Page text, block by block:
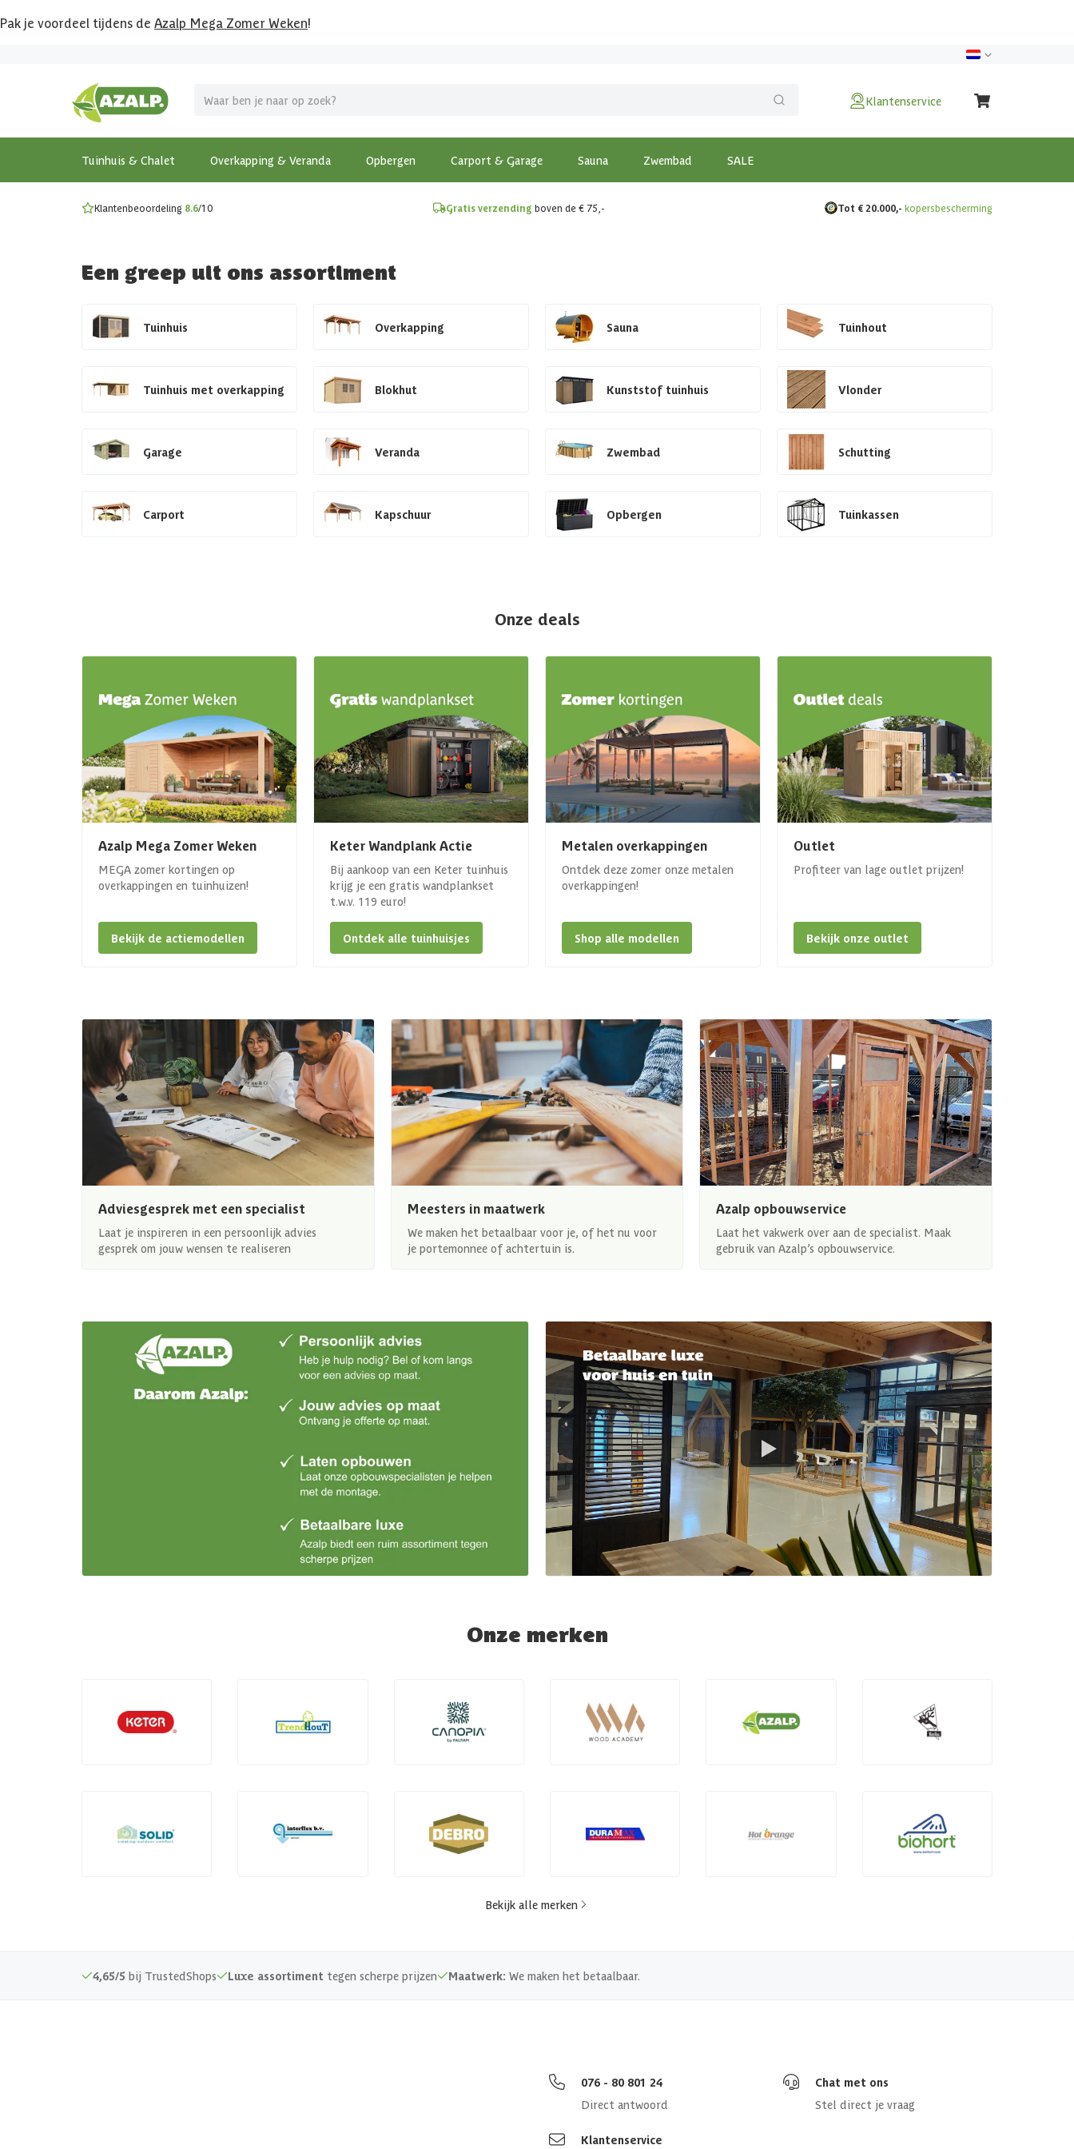
Pak je voordeel tijdens de Azalp Mega Zomer Weken!
Klantenservice
Tuinhuis & Chalet Overkapping & Veranda Opbergen Carport & Garage Sauna Zwembad SALE
MEGA zomer kortingen op overkappingen en tuinhuizen!
Bekijk de actiemodellen
Gratis wandplankset
Ontdek onze metalen overkappingen
Klantenbeoordeling 8.6/10 Gratis verzending boven de € 75,- Tot € 20.000,- kopersbescherming
Een greep uit ons assortiment
Tuinhuis Overkapping Sauna Tuinhout
Tuinhuis met overkapping Blokhut Kunststof tuinhuis Vlonder
Garage Veranda Zwembad Schutting
Carport Kapschuur Opbergen Tuinkassen
Onze deals
Azalp Mega Zomer Weken
MEGA zomer kortingen op
overkappingen en tuinhuizen!
Bekijk de actiemodellen
Keter Wandplank Actie
Bij aankoop van een Keter tuinhuis
krijg je een gratis wandplankset
t.w.v. 119 euro!
Ontdek alle tuinhuisjes
Metalen overkappingen
Ontdek deze zomer onze metalen
overkappingen!
Shop alle modellen
Outlet
Profiteer van lage outlet prijzen!
Bekijk onze outlet
Adviesgesprek met een specialist
Laat je inspireren in een persoonlijk advies
gesprek om jouw wensen te realiseren
Meesters in maatwerk
We maken het betaalbaar voor je, of het nu voor
je portemonnee of achtertuin is.
Azalp opbouwservice
Laat het vakwerk over aan de specialist. Maak
gebruik van Azalp’s opbouwservice.
Onze merken
Bekijk alle merken
4,65/5 bij TrustedShops Luxe assortiment tegen scherpe prijzen Maatwerk: We maken het betaalbaar.
076 - 80 801 24
Direct antwoord
Chat met ons
Stel direct je vraag
Klantenservice